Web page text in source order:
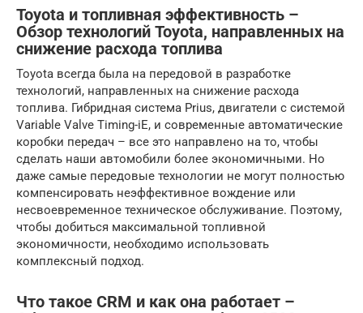
Toyota и топливная эффективность –
Обзор технологий Toyota, направленных на
снижение расхода топлива
Toyota всегда была на передовой в разработке
технологий, направленных на снижение расхода
топлива. Гибридная система Prius, двигатели с системой
Variable Valve Timing-iE, и современные автоматические
коробки передач – все это направлено на то, чтобы
сделать наши автомобили более экономичными. Но
даже самые передовые технологии не могут полностью
компенсировать неэффективное вождение или
несвоевременное техническое обслуживание. Поэтому,
чтобы добиться максимальной топливной
экономичности, необходимо использовать
комплексный подход.
Что такое CRM и как она работает –